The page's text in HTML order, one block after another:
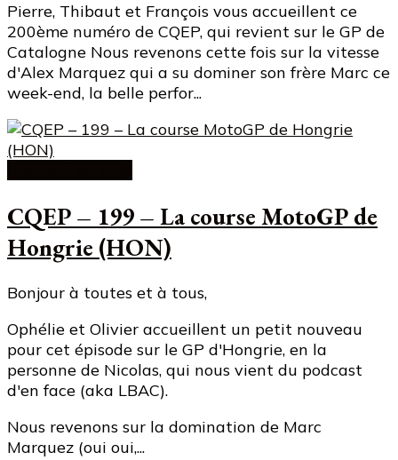
Pierre, Thibaut et François vous accueillent ce
200ème numéro de CQEP, qui revient sur le GP de
Catalogne Nous revenons cette fois sur la vitesse
d'Alex Marquez qui a su dominer son frère Marc ce
week-end, la belle perfor...
CQEP – 199 – La course MotoGP de
Hongrie (HON)
Bonjour à toutes et à tous,
Ophélie et Olivier accueillent un petit nouveau
pour cet épisode sur le GP d'Hongrie, en la
personne de Nicolas, qui nous vient du podcast
d'en face (aka LBAC).
Nous revenons sur la domination de Marc
Marquez (oui oui,...